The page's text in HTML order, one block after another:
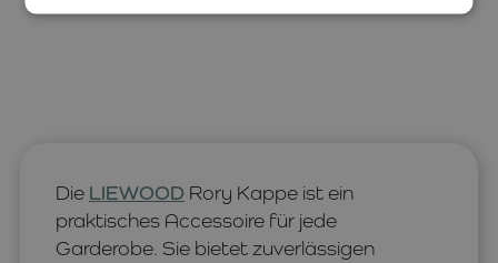
Die LIEWOOD Rory Kappe ist ein
praktisches Accessoire für jede
Garderobe. Sie bietet zuverlässigen